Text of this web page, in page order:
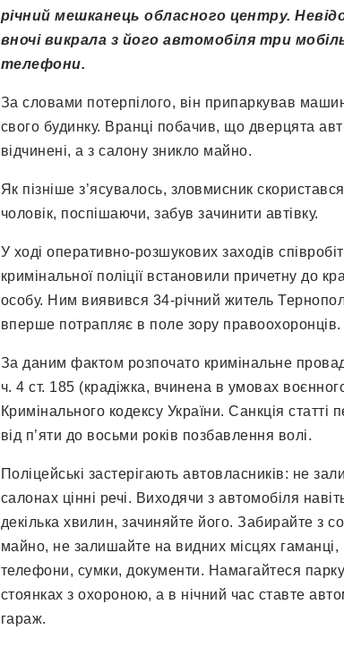
річний мешканець обласного центру.
вночі викрала з його автомобіля три
телефони.
За словами потерпілого, він припаркував
свого будинку. Вранці побачив, що дверцята
відчинені, а з салону зникло майно.
Як пізніше з’ясувалось, зловмисник
чоловік, поспішаючи, забув зачинити автівку.
У ході оперативно-розшукових заходів
кримінальної поліції встановили причетну до
особу. Ним виявився 34-річний житель
вперше потрапляє в поле зору правоохоронців.
За даним фактом розпочато кримінальне
ч. 4 ст. 185 (крадіжка, вчинена в умовах
Кримінального кодексу України. Санкція статті
від п’яти до восьми років позбавлення волі.
Поліцейські застерігають автовласників: не
салонах цінні речі. Виходячи з автомобіля
декілька хвилин, зачиняйте його. Забирайте з
майно, не залишайте на видних місцях гаманці,
телефони, сумки, документи. Намагайтеся
стоянках з охороною, а в нічний час ставте
гараж.